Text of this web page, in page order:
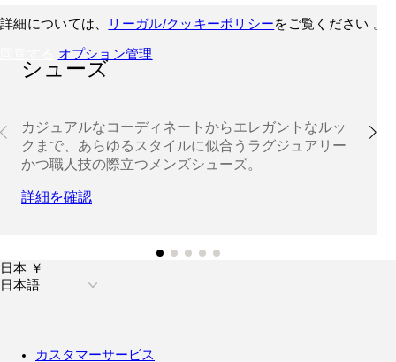
シューズ
カジュアルなコーディネートからエレガントなルッ
クまで、あらゆるスタイルに似合うラグジュアリー
かつ職人技の際立つメンズシューズ。
詳細を確認
日本 ￥
日本語
カスタマーサービス
詳細については、 リーガル/クッキーポリシーをご覧ください 。
オプション管理